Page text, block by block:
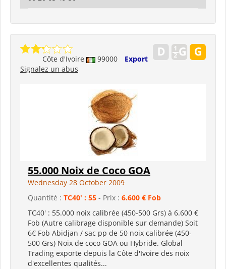
Côte d'Ivoire 99000
Export
Signalez un abus
55.000 Noix de Coco GOA
Wednesday 28 October 2009
Quantité : TC40' : 55 - Prix : 6.600 € Fob
TC40' : 55.000 noix calibrée (450-500 Grs) à 6.600 €
Fob (Autre calibrage disponible sur demande) Soit
6€ Fob Abidjan / sac pp de 50 noix calibrée (450-
500 Grs) Noix de coco GOA ou Hybride. Global
Trading exporte depuis la Côte d'Ivoire des noix
d'excellentes qualités...